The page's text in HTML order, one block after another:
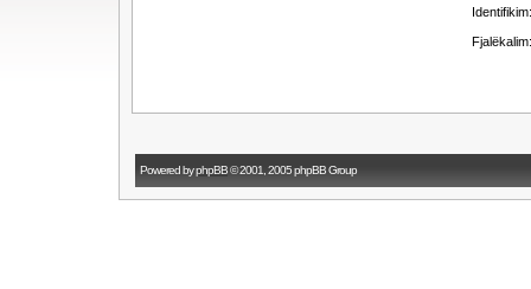
Identifikim:
Fjalëkalim:
Powered byphpBB© 2001, 2005 phpBB Group